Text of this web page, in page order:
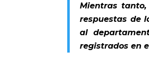
Mientras
respuestas de
al
registrados en